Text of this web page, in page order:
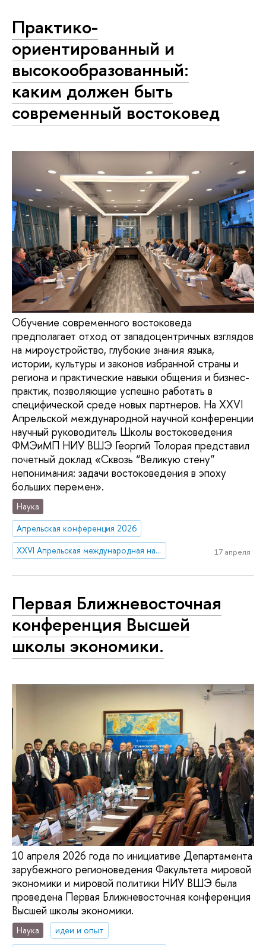
Практико-
ориентированный и
высокообразованный:
каким должен быть
современный востоковед
Обучение современного востоковеда
предполагает отход от западоцентричных взглядов
на мироустройство, глубокие знания языка,
истории, культуры и законов избранной страны и
региона и практические навыки общения и бизнес-
практик, позволяющие успешно работать в
специфической среде новых партнеров. На XXVI
Апрельской международной научной конференции
научный руководитель Школы востоковедения
ФМЭиМП НИУ ВШЭ Георгий Толорая представил
почетный доклад «Сквозь “Великую стену”
непонимания: задачи востоковедения в эпоху
больших перемен».
Наука
Апрельская конференция 2026
XXVI Апрельская международная научная конференция имени Е.Г. Ясина
17 апреля
Первая Ближневосточная
конференция Высшей
школы экономики.
10 апреля 2026 года по инициативе Департамента
зарубежного регионоведения Факультета мировой
экономики и мировой политики НИУ ВШЭ была
проведена Первая Ближневосточная конференция
Высшей школы экономики.
Наука
идеи и опыт